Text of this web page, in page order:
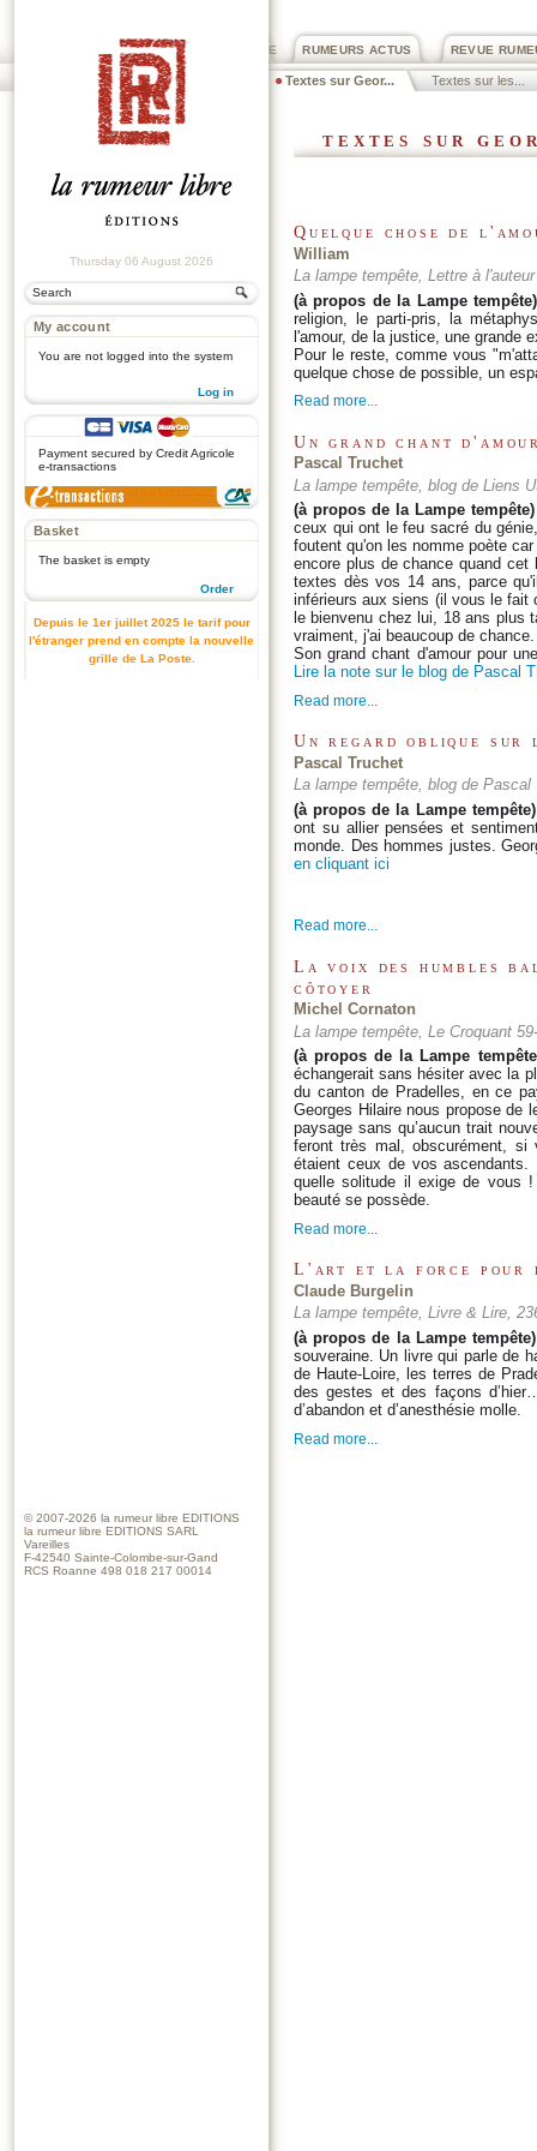
REVUE
RUMEURS ACTUS
PRIX ROGER DEXTRE
Textes sur Geor... Textes sur les...
Thursday 06 August 2026
My account
You are not logged into the system
Log in
Payment secured by Credit Agricole
e-transactions
Basket
The basket is empty
Order
Depuis le 1er juillet 2025 le tarif pour
l'étranger prend en compte la nouvelle
grille de La Poste.
textes sur
Quelque chose de
William
La lampe tempête, Lettre à
(à propos de la Lampe tempête)
religion, le parti-pris, la
l'amour, de la justice, une grande
Pour le reste, comme vous
quelque chose de possible, un
Read more...
Un grand chant
Pascal Truchet
La lampe tempête, blog de Liens
(à propos de la Lampe tempête)
ceux qui ont le feu sacré du
foutent qu'on les nomme poète
encore plus de chance quand
textes dès vos 14 ans, parce
inférieurs aux siens (il vous le
le bienvenu chez lui, 18 ans plus
vraiment, j'ai beaucoup de chance.
Son grand chant d'amour pour
Lire la note sur le blog de Pascal
Read more...
Un regard oblique sur
Pascal Truchet
La lampe tempête, blog de Pascal
(à propos de la Lampe tempête)
ont su allier pensées et
monde. Des hommes justes.
en cliquant ici
Read more...
La voix des humbles
côtoyer
Michel Cornaton
La lampe tempête, Le Croquant
(à propos de la Lampe
échangerait sans hésiter avec la
du canton de Pradelles, en ce
Georges Hilaire nous propose de
paysage sans qu’aucun trait
feront très mal, obscurément,
étaient ceux de vos ascendants.
quelle solitude il exige de vous
beauté se possède.
Read more...
L'art et la force pour
Claude Burgelin
La lampe tempête, Livre & Lire,
(à propos de la Lampe tempête)
souveraine. Un livre qui parle de
de Haute-Loire, les terres de
des gestes et des façons
d’abandon et d’anesthésie molle.
Read more...
© 2007-2026 la rumeur libre EDITIONS
la rumeur libre EDITIONS SARL
Vareilles
F-42540 Sainte-Colombe-sur-Gand
RCS Roanne 498 018 217 00014